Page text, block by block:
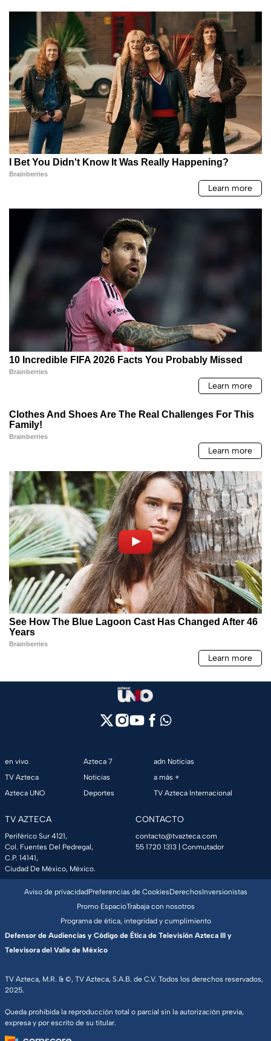
en vivo
TV Azteca
Azteca UNO
Azteca 7
Noticias
Deportes
adn Noticias
a más +
TV Azteca Internacional
TV AZTECA
Periférico Sur 4121,
Col. Fuentes Del Pedregal,
C.P. 14141,
Ciudad De México, México.
CONTACTO
contacto@tvazteca.com
55 1720 1313 | Conmutador
TV Azteca, M.R. & ©, TV Azteca, S.A.B. de C.V. Todos los derechos reservados,
2025.
Queda prohibida la reproducción total o parcial sin la autorización previa,
expresa y por escrito de su titular.
Aviso de privacidadPreferencias de CookiesDerechosInversionistas
Promo EspacioTrabaja con nosotros
Programa de ética, integridad y cumplimiento
Defensor de Audiencias y Código de Ética de Televisión Azteca III y
Televisora del Valle de México